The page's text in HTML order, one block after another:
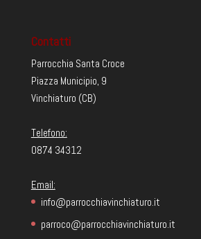
Contatti
Parrocchia Santa Croce
Piazza Municipio, 9
Vinchiaturo (CB)
Telefono:
0874 34312
Email:
info@parrocchiavinchiaturo.it
parroco@parrocchiavinchiaturo.it